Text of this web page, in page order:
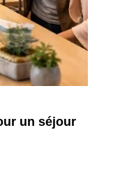
un séjour